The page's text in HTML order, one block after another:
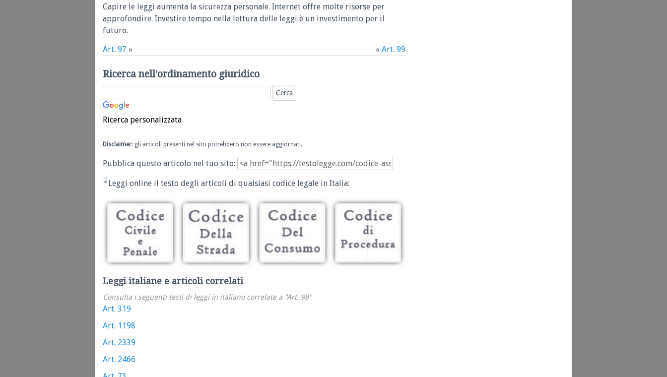
Capire le leggi aumenta la sicurezza personale. Internet offre molte risorse per
approfondire. Investire tempo nella lettura delle leggi è un investimento per il
futuro.
Art. 97 » « Art. 99
Ricerca nell'ordinamento giuridico
Ricerca personalizzata
Disclaimer: gli articoli presenti nel sito potrebbero non essere aggiornati.
Pubblica questo articolo nel tuo sito:
Leggi online il testo degli articoli di qualsiasi codice legale in Italia:
Leggi italiane e articoli correlati
Consulta i seguenti testi di leggi in italiano correlate a "Art. 98"
Art. 319
Art. 1198
Art. 2339
Art. 2466